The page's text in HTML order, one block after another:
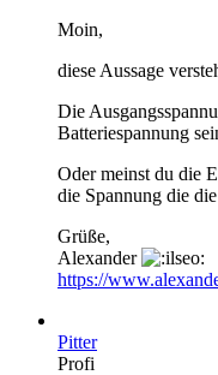
Moin,
diese Aussage
Die
Batteriespannung
Oder meinst du die
die Spannung die
Grüße,
Alexander
https://
Pitter
Profi